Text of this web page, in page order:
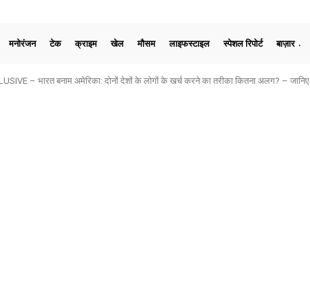
मनोरंजन टेक क्राइम खेल मौसम लाइफस्टाइल स्पेशल रिपोर्ट बाज़ार
– भारत बनाम अमेरिका: दोनों देशों के लोगों के खर्च करने का तरीका कितना अलग? – जानिए